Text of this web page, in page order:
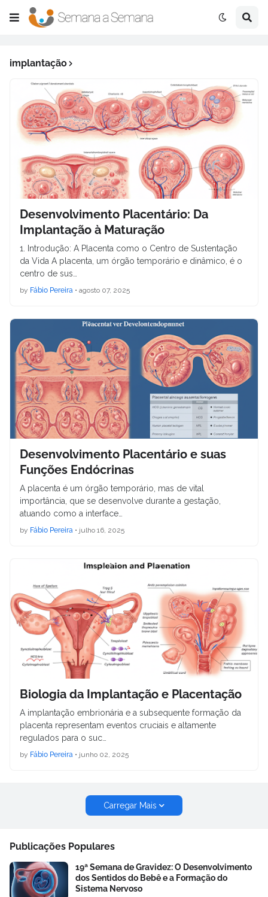
implantação
Desenvolvimento Placentário: Da
Implantação à Maturação
1. Introdução: A Placenta como o Centro de Sustentação
da Vida A placenta, um órgão temporário e dinâmico, é o
centro de sus…
by Fábio Pereira • agosto 07, 2025
Desenvolvimento Placentário e suas
Funções Endócrinas
A placenta é um órgão temporário, mas de vital
importância, que se desenvolve durante a gestação,
atuando como a interface…
by Fábio Pereira • julho 16, 2025
Biologia da Implantação e Placentação
A implantação embrionária e a subsequente formação da
placenta representam eventos cruciais e altamente
regulados para o suc…
by Fábio Pereira • junho 02, 2025
Carregar Mais
Publicações Populares
19ª Semana de Gravidez: O Desenvolvimento
dos Sentidos do Bebê e a Formação do
Sistema Nervoso